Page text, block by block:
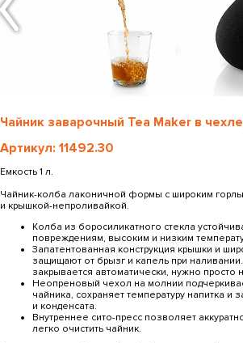
Чайник заварочный Tea Maker в
Артикул: 11492.30
Емкость 1 л.
Чайник-колба лаконичной формы с широким
и крышкой-непроливайкой.
Колба из боросиликатного стекла
повреждениям, высоким и низким
Запатентованная конструкция крышки и
защищают от брызг и капель при
закрывается автоматически, нужно просто
Неопреновый чехол на молнии
чайника, сохраняет температуру напитка и
и конденсата.
Внутреннее сито-пресс позволяет
легко очистить чайник.